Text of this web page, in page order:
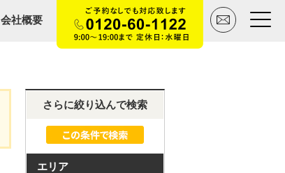
会社概要
さらに絞り込んで検索
エリア